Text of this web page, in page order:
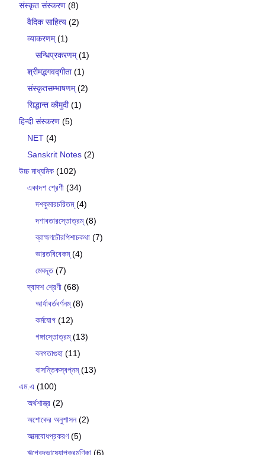
संस्कृत संस्करण (8)
वैदिक साहित्य (2)
व्याकरणम्(1)
सन्धिप्रकरणम्(1)
श्रीमद्भगवद्गीता(1)
संस्कृतसम्भाषणम्(2)
सिद्धान्त कौमुदी(1)
हिन्दी संस्करण (5)
NET (4)
Sanskrit Notes (2)
উচ্চ মাধ্যমিক (102)
একাদশ শ্রেণী (34)
দশকুমারচরিতম্(4)
দশাবতারস্তোত্রম্(8)
ব্রাহ্মণচৌরপিশাচকথা (7)
ভারতবিবেকম্(4)
মেঘদূত(7)
দ্বাদশ শ্রেণী (68)
আর্যাবর্তবর্ণনম্(8)
কর্মযোগ (12)
গঙ্গাস্তোত্রম্(13)
বনগতাগুহা (11)
বাসন্তিকস্বপ্নম্(13)
এম.এ (100)
অর্থশাস্ত্র (2)
অশোকের অনুশাসন(2)
আত্মবোধপ্রকরণ(5)
ঋগ্বেদভাষ‍্যোপক্রমণিকা (6)